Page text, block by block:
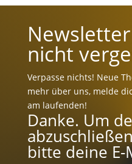
nicht
Verpasse nichts! Neue
mehr über uns, melde
am laufenden!
Danke. Um
bitte deine E-